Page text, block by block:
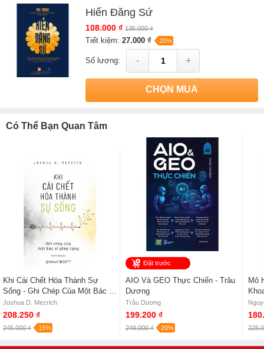
Hiến Đăng Sứ
108.000 ₫ 135.000 ₫
Tiết kiệm:27.000 ₫ -20%
Số lượng: - +
CHỌN MUA
Có Thể Bạn Quan Tâm
Khi Cái Chết Hóa Thành Sự
Sống - Ghi Chép Của Một Bác Sĩ
Ghép Tạng - Joshua D. Mezrich
Joshua D. Mezrich
208.250 ₫
245.000 ₫ -15%
Đặt trước
AIO Và GEO Thực Chiến - Trâu
Dương
Trâu Dương
199.200 ₫
249.000 ₫ -20%
Mô